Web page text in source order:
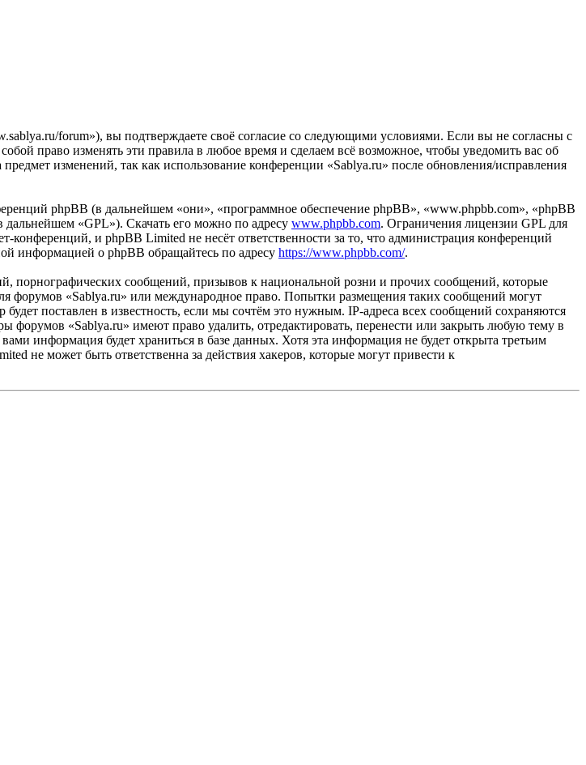
forum»), вы подтверждаете своё согласие со следующими условиями. Если вы не согласны с
право изменять эти правила в любое время и сделаем всё возможное, чтобы уведомить вас об
изменений, так как использование конференции «Sablya.ru» после обновления/исправления
phpBB (в дальнейшем «они», «программное обеспечение phpBB», «www.phpbb.com», «phpBB
дальнейшем «GPL»). Скачать его можно по адресу www.phpbb.com. Ограничения лицензии GPL для
и phpBB Limited не несёт ответственности за то, что администрация конференций
информацией о phpBB обращайтесь по адресу https://www.phpbb.com/.
порнографических сообщений, призывов к национальной розни и прочих сообщений, которые
форумов «Sablya.ru» или международное право. Попытки размещения таких сообщений могут
поставлен в известность, если мы сочтём это нужным. IP-адреса всех сообщений сохраняются
форумов «Sablya.ru» имеют право удалить, отредактировать, перенести или закрыть любую тему в
информация будет храниться в базе данных. Хотя эта информация не будет открыта третьим
не может быть ответственна за действия хакеров, которые могут привести к